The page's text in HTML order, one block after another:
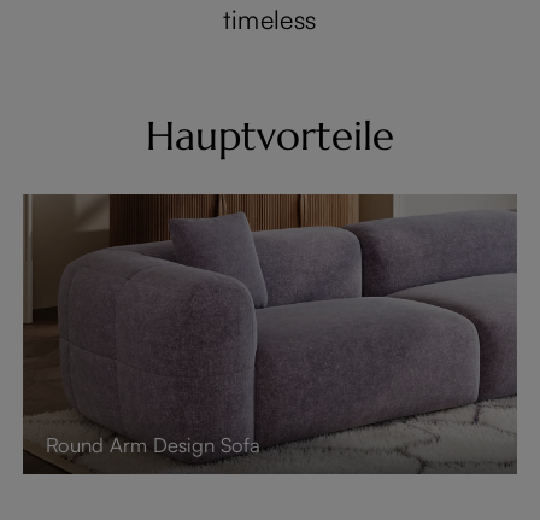
timeless
Hauptvorteile
Round Arm Design Sofa